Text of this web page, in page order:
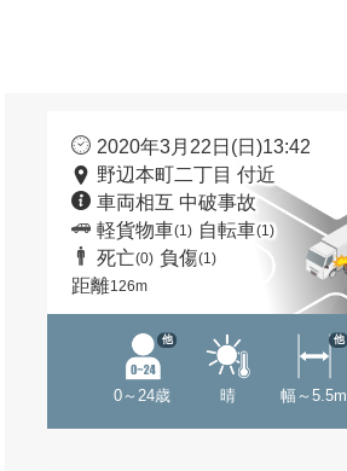
2020年3月22日(日)13:42
野辺本町二丁目 付近
車両相互 中破事故
軽貨物車(1) 自転車(1)
死亡(0) 負傷(1)
距離126m
0～24歳
他
晴 幅～5.5m
他